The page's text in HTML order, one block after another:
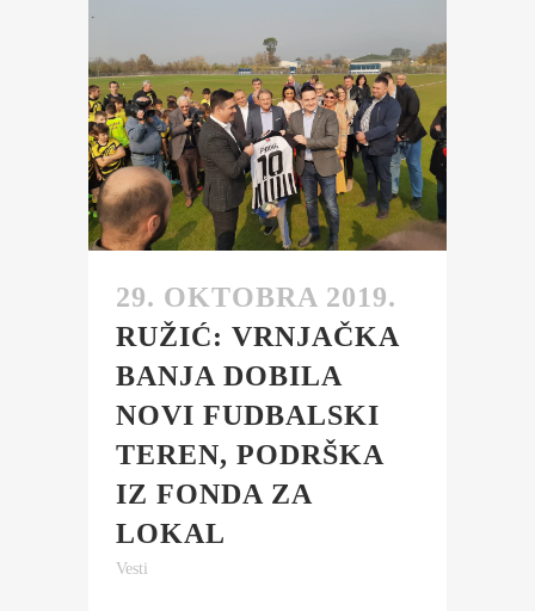
29. OKTOBRA 2019.
RUŽIĆ: VRNJAČKA
BANJA DOBILA
NOVI FUDBALSKI
TEREN, PODRŠKA
IZ FONDA ZA
LOKAL
Vesti